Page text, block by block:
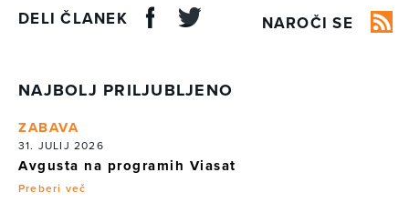
DELI ČLANEK NAROČI SE
NAJBOLJ PRILJUBLJENO
ZABAVA
31. JULIJ 2026
Avgusta na programih Viasat
Preberi več